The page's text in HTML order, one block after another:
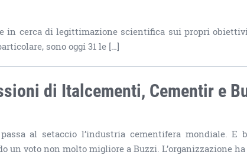
cerca di legittimazione scientifica sui propri
sono oggi 31 le […]
di Italcementi, Cementir e
al setaccio l’industria cementifera mondiale. E
un voto non molto migliore a Buzzi. L’organizzazione